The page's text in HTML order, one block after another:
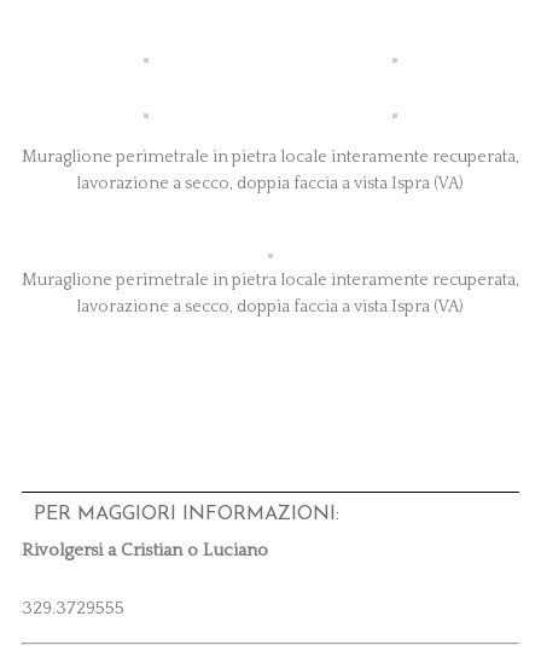
Muraglione perimetrale in pietra locale interamente recuperata,
lavorazione a secco, doppia faccia a vista Ispra (VA)
Muraglione perimetrale in pietra locale interamente recuperata,
lavorazione a secco, doppia faccia a vista Ispra (VA)
PER MAGGIORI INFORMAZIONI:
Rivolgersi a Cristian o Luciano
329.3729555